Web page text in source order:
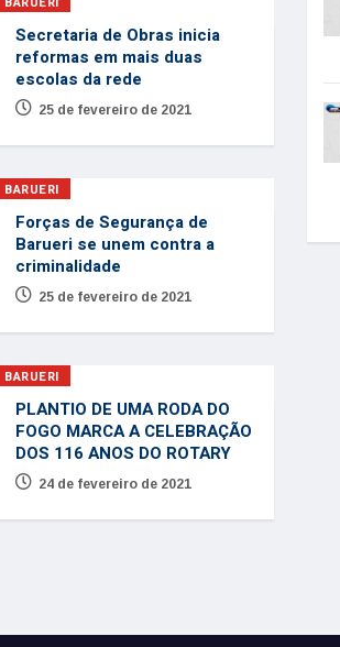
Secretaria de Obras inicia
reformas em mais duas
escolas da rede
25 de fevereiro de 2021
BARUERI
Forças de Segurança de
Barueri se unem contra a
criminalidade
25 de fevereiro de 2021
BARUERI
PLANTIO DE UMA RODA DO
FOGO MARCA A CELEBRAÇÃO
DOS 116 ANOS DO ROTARY
24 de fevereiro de 2021